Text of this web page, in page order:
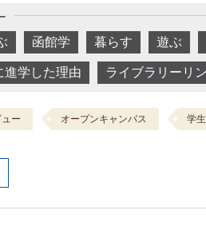
函館学 暮らす 遊ぶ
進学した理由 ライブラリーリ
ー オープンキャンパス 学生